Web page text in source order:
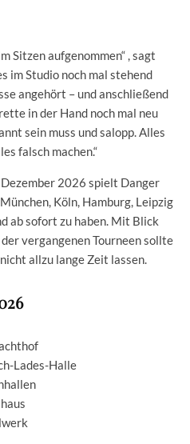
Sitzen aufgenommen“ , sagt
im Studio noch mal stehend
angehört – und anschließend
in der Hand noch mal neu
sein muss und salopp. Alles
falsch machen.“
2026 spielt Danger
Köln, Hamburg, Leipzig
ab sofort zu haben. Mit Blick
vergangenen Tourneen sollte
allzu lange Zeit lassen.
Lades-Halle